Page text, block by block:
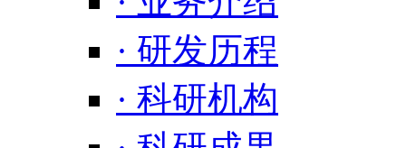
· 研发历程
· 科研机构